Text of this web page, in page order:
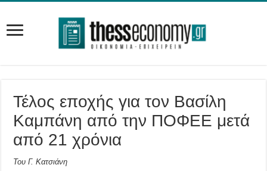
Τέλος εποχής για τον Βασίλη
Καμπάνη από την ΠΟΦΕΕ μετά
από 21 χρόνια
Του Γ. Κατσιάνη